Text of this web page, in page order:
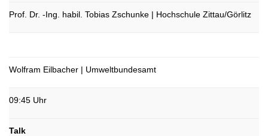
Prof. Dr. -Ing. habil. Tobias Zschunke | Hochschule Zittau/Görlitz
Wolfram Eilbacher | Umweltbundesamt
09:45 Uhr
Talk